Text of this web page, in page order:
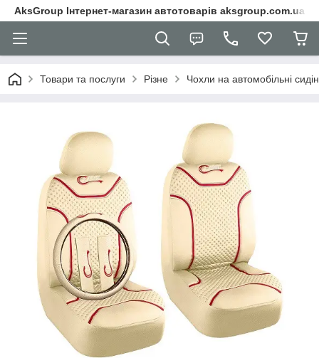
AksGroup Інтернет-магазин автотоварів aksgroup.com.ua
Товари та послуги Різне Чохли на автомобільні